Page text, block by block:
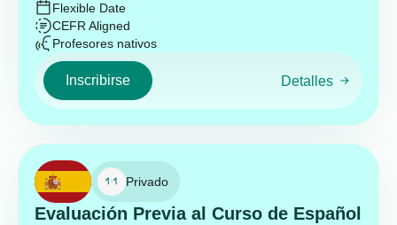
Flexible Date
CEFR Aligned
Profesores nativos
Inscribirse Detalles
Privado
Evaluación Previa al Curso de Español